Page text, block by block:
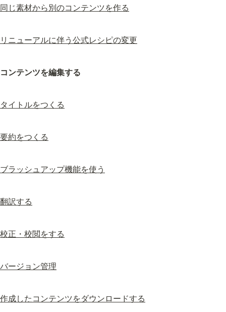
同じ素材から別のコンテンツを作る
リニューアルに伴う公式レシピの変更
コンテンツを編集する
タイトルをつくる
要約をつくる
ブラッシュアップ機能を使う
翻訳する
校正・校閲をする
バージョン管理
作成したコンテンツをダウンロードする